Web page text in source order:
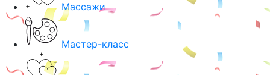
Массажи
Мастер-класс